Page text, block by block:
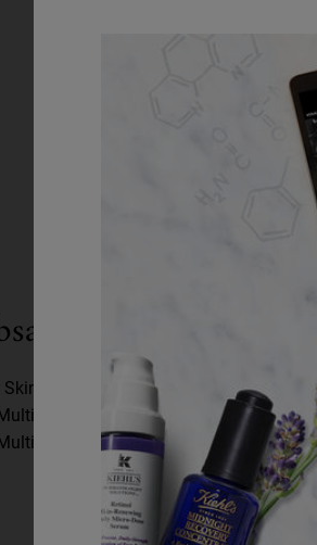
Skin-Renewing Daily Micro-Dose
Corrective Cream: 50 ml (plná
Corrective Eye Zone Treatment: 14